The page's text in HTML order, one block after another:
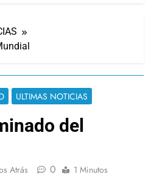
ULTIMAS NOTICIAS
del
Atrás 0 1 Minutos